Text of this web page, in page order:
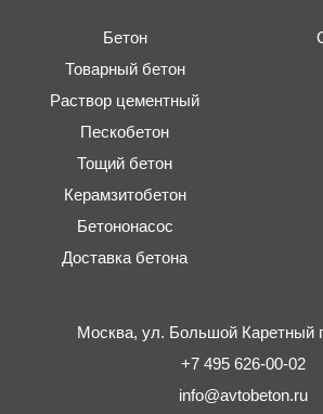
Бетон
Товарный бетон
Раствор цементный
Пескобетон
Тощий бетон
Керамзитобетон
Бетононасос
Доставка бетона
Москва, ул. Большой Каретный
+7 495 626-00-02
info@avtobeton.ru